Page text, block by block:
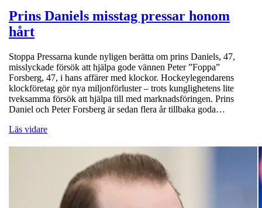
Prins Daniels misstag pressar honom
hårt
Stoppa Pressarna kunde nyligen berätta om prins Daniels, 47,
misslyckade försök att hjälpa gode vännen Peter ”Foppa”
Forsberg, 47, i hans affärer med klockor. Hockeylegendarens
klockföretag gör nya miljonförluster – trots kunglighetens lite
tveksamma försök att hjälpa till med marknadsföringen. Prins
Daniel och Peter Forsberg är sedan flera år tillbaka goda…
Läs vidare